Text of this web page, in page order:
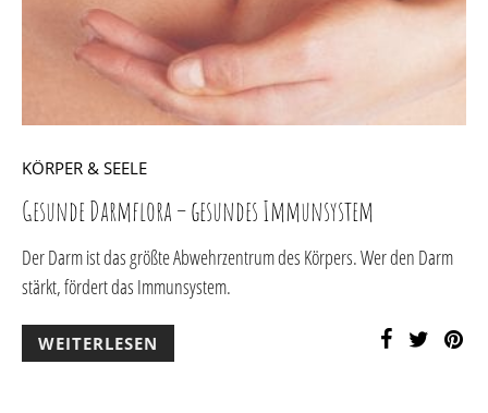
KÖRPER & SEELE
Gesunde Darmflora – gesundes Immunsystem
Der Darm ist das größte Abwehrzentrum des Körpers. Wer den Darm
stärkt, fördert das Immunsystem.
WEITERLESEN